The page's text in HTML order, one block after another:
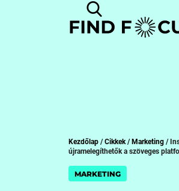
Kezdőlap /Cikkek/ Marketing /
újramelegíthetők a szöveges
MARKETING